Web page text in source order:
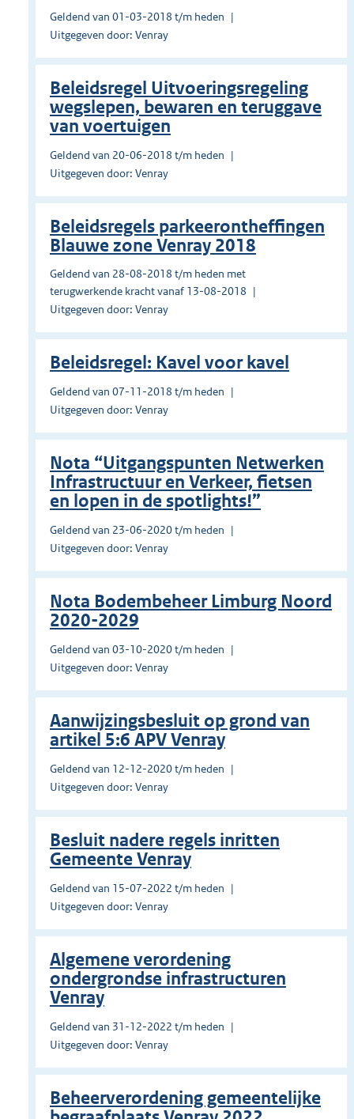
Geldend van 01-03-2018 t/m heden
Uitgegeven door: Venray
Beleidsregel Uitvoeringsregeling
wegslepen, bewaren en teruggave
van voertuigen
Geldend van 20-06-2018 t/m heden
Uitgegeven door: Venray
Beleidsregels parkeerontheffingen
Blauwe zone Venray 2018
Geldend van 28-08-2018 t/m heden met
terugwerkende kracht vanaf 13-08-2018
Uitgegeven door: Venray
Beleidsregel: Kavel voor kavel
Geldend van 07-11-2018 t/m heden
Uitgegeven door: Venray
Nota “Uitgangspunten Netwerken
Infrastructuur en Verkeer, fietsen
en lopen in de spotlights!”
Geldend van 23-06-2020 t/m heden
Uitgegeven door: Venray
Nota Bodembeheer Limburg Noord
2020-2029
Geldend van 03-10-2020 t/m heden
Uitgegeven door: Venray
Aanwijzingsbesluit op grond van
artikel 5:6 APV Venray
Geldend van 12-12-2020 t/m heden
Uitgegeven door: Venray
Besluit nadere regels inritten
Gemeente Venray
Geldend van 15-07-2022 t/m heden
Uitgegeven door: Venray
Algemene verordening
ondergrondse infrastructuren
Venray
Geldend van 31-12-2022 t/m heden
Uitgegeven door: Venray
Beheerverordening gemeentelijke